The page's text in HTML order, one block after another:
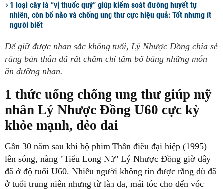
1 loại cây là “vị thuốc quý” giúp kiểm soát đường huyết tự
nhiên, còn bổ não và chống ung thư cực hiệu quả: Tốt nhưng ít
người biết
Để giữ được nhan sắc không tuổi, Lý Nhược Đồng chia sẻ
rằng bản thân đã rất chăm chỉ tẩm bổ bằng những món
ăn dưỡng nhan.
1 thức uống chống ung thư giúp mỹ
nhân Lý Nhược Đồng U60 cực kỳ
khỏe mạnh, dẻo dai
Gần 30 năm sau khi bộ phim Thần điêu đại hiệp (1995)
lên sóng, nàng "Tiểu Long Nữ" Lý Nhược Đồng giờ đây
đã ở độ tuổi U60. Nhiều người không tin được rằng dù đã
ở tuổi trung niên nhưng từ làn da, mái tóc cho đến vóc